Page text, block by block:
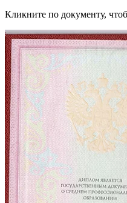
Кликните по документу,